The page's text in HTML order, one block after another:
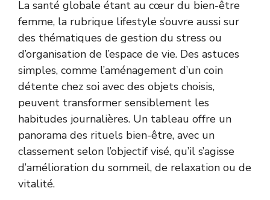
La santé globale étant au cœur du bien-être
femme, la rubrique lifestyle s’ouvre aussi sur
des thématiques de gestion du stress ou
d’organisation de l’espace de vie. Des astuces
simples, comme l’aménagement d’un coin
détente chez soi avec des objets choisis,
peuvent transformer sensiblement les
habitudes journalières. Un tableau offre un
panorama des rituels bien-être, avec un
classement selon l’objectif visé, qu’il s’agisse
d’amélioration du sommeil, de relaxation ou de
vitalité.